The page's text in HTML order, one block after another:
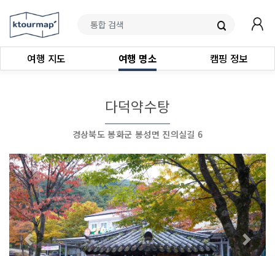
여행 지도 여행 명소 캠핑 정보
다덕약수탕
경상북도 봉화군 봉성면 진의실길 6